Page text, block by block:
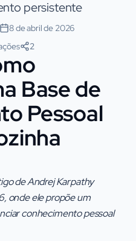
persistente
8 de abril de 2026
2
Base de
Pessoal
de Andrej Karpathy
onde ele propõe um
conhecimento pessoal